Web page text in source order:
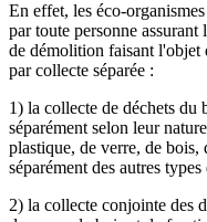
En effet, les éco-
par toute personne assurant
de démolition faisant l'objet
par collecte séparée :
1) la collecte de déchets du
séparément selon leur
plastique, de verre, de
séparément des autres types
2) la collecte conjointe des